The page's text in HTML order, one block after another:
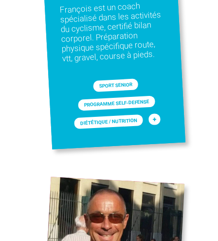
François est un coach
spécialisé dans les activités
du cyclisme, certifié bilan
corporel. Préparation
physique spécifique route,
vtt, gravel, course à pieds.
SPORT SENIOR
PROGRAMME SELF-DEFENSE
DIÉTÉTIQUE / NUTRITION +